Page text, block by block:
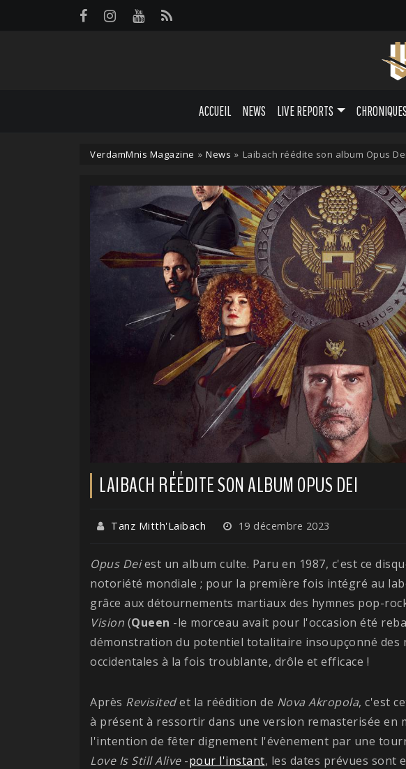
ACCUEIL NEWS LIVE REPORTS CHRONIQUES
VerdamMnis Magazine » News » Laibach réédite son album Opus Dei
LAIBACH RÉÉDITE SON ALBUM OPUS DEI
Tanz Mitth'Laibach 19 décembre 2023
Opus Deiest un album culte. Paru en 1987, c'est ce
notoriété mondiale ; pour la première fois intégré au
grâce aux détournements martiaux des hymnes pop-
Vision (Queen -le morceau avait pour l'occasion été
démonstration du potentiel totalitaire insoupçonné des
occidentales à la fois troublante, drôle et efficace !
Après Revisitedet la réédition de Nova Akropola, c'est
à présent à ressortir dans une version remasterisée en
l'intention de fêter dignement l'évènement par une
Love Is Still Alive-pour l'instant, les dates prévues sont
Panneau de gestion des cookies